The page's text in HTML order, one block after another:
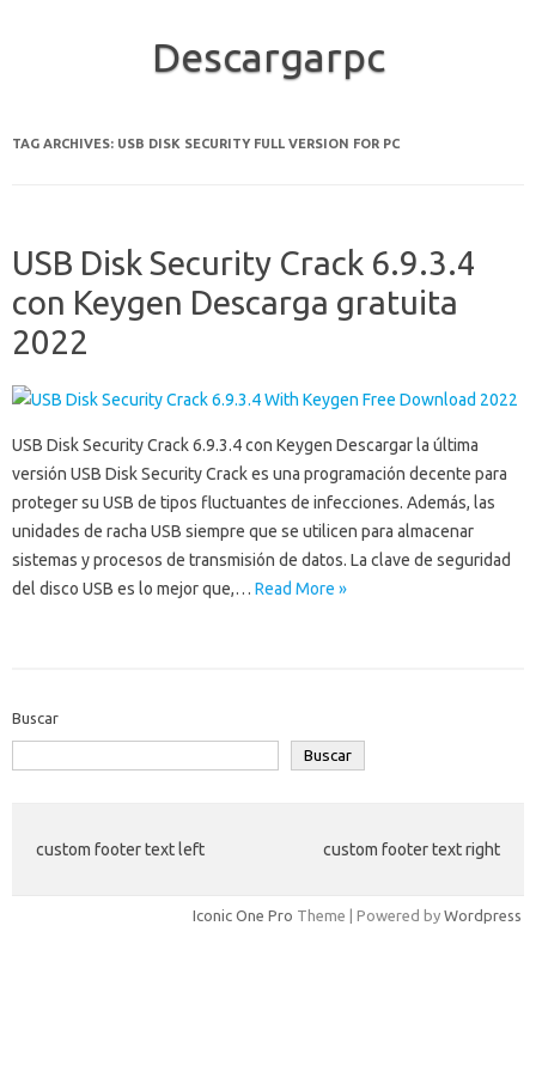
Descargarpc
TAG ARCHIVES: USB DISK SECURITY FULL VERSION FOR PC
USB Disk Security Crack 6.9.3.4
con Keygen Descarga gratuita
2022
USB Disk Security Crack 6.9.3.4 con Keygen Descargar la última
versión USB Disk Security Crack es una programación decente para
proteger su USB de tipos fluctuantes de infecciones. Además, las
unidades de racha USB siempre que se utilicen para almacenar
sistemas y procesos de transmisión de datos. La clave de seguridad
del disco USB es lo mejor que,… Read More »
Buscar
Buscar
custom footer text left custom footer text right
Iconic One Pro Theme | Powered by Wordpress